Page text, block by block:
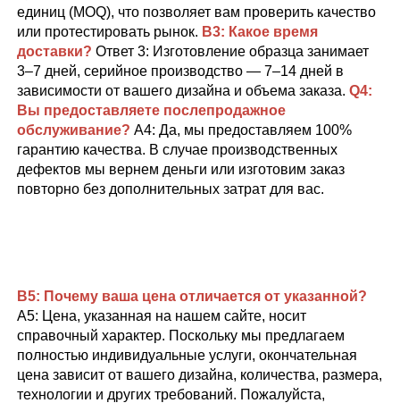
единиц (MOQ), что позволяет вам проверить качество
или протестировать рынок. В3: Какое время
доставки? Ответ 3: Изготовление образца занимает
3–7 дней, серийное производство — 7–14 дней в
зависимости от вашего дизайна и объема заказа.
Вы предоставляете послепродажное
обслуживание? A4: Да, мы предоставляем 100%
гарантию качества. В случае производственных
дефектов мы вернем деньги или изготовим заказ
повторно без дополнительных затрат для вас.
В5: Почему ваша цена отличается от указанной?
A5: Цена, указанная на нашем сайте, носит
справочный характер. Поскольку мы предлагаем
полностью индивидуальные услуги, окончательная
цена зависит от вашего дизайна, количества, размера,
технологии и других требований. Пожалуйста,